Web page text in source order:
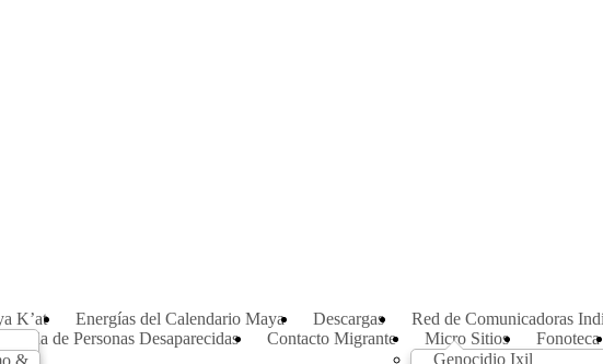
K’at
Energías del Calendario Maya Descargas
Red de Comunicadoras
de Personas Desaparecidas Contacto Migrante
Micro Sitios
Genocidio Ixil
Fonoteca